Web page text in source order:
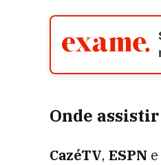
Onde
CazéTV, ESPN e